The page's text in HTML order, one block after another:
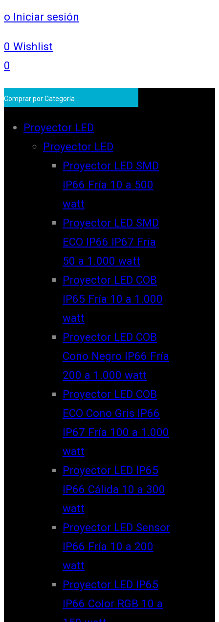
o Iniciar sesión
0 Wishlist
0
Comprar por Categoría
Proyector LED
Proyector LED
Proyector LED SMD
IP66 Fría 10 a 500
watt
Proyector LED SMD
ECO IP66 IP67 Fría
50 a 1.000 watt
Proyector LED COB
IP65 Fría 10 a 1.000
watt
Proyector LED COB
Cono Negro IP66 Fría
200 a 1.000 watt
Proyector LED COB
ECO Cono Gris IP66
IP67 Fría 100 a 1.000
watt
Proyector LED IP65
IP66 Cálida 10 a 300
watt
Proyector LED Sensor
IP66 Fría 10 a 200
watt
Proyector LED IP65
IP66 Color RGB 10 a